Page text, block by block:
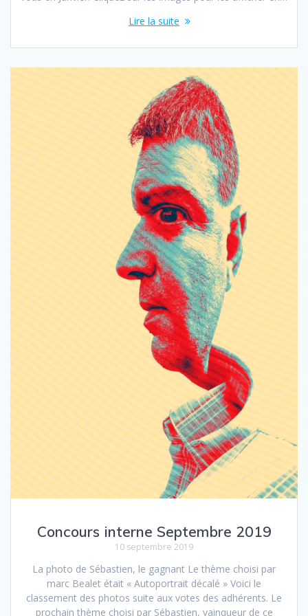
Lire la suite
Concours interne Septembre 2019
10 septembre 2019
La photo de Sébastien, le gagnant Le thème choisi par
marc Bealet était « Autoportrait décalé » Voici le
classement des photos suite aux votes des adhérents. Le
prochain thème choisi par Sébastien, vainqueur de ce